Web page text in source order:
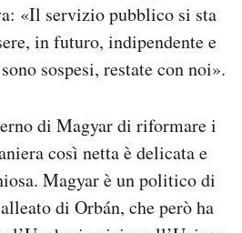
«Il servizio pubblico si sta
in futuro, indipendente e
sospesi, restate con noi».
di Magyar di riformare i
così netta è delicata e
Magyar è un politico di
di Orbán, che però ha